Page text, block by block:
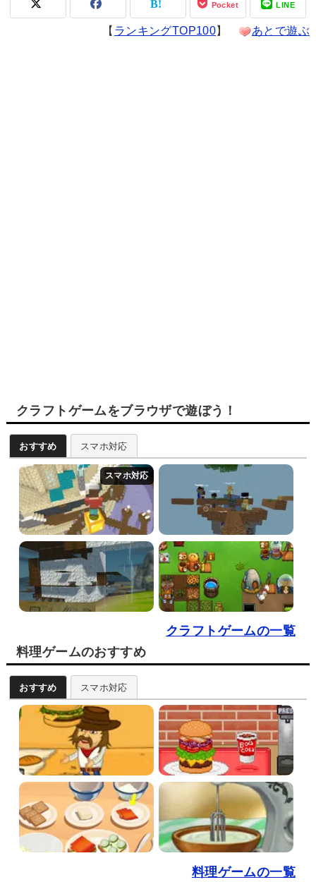
Pocket LINE
【 ランキングTOP100】 あとで遊ぶ
クラフトゲームをブラウザで遊ぼう！
おすすめ スマホ対応
クラフトゲームの一覧
料理ゲームのおすすめ
おすすめ スマホ対応
料理ゲームの一覧